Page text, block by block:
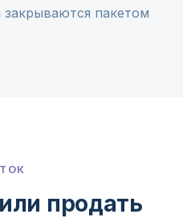
пакетом
продать